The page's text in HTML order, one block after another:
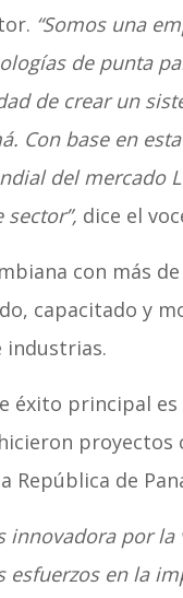
“Somos una
de punta
de crear un
Con base en
del mercado
dice el
con más
capacitado y
industrias.
éxito principal
República de
innovadora por
esfuerzos en la